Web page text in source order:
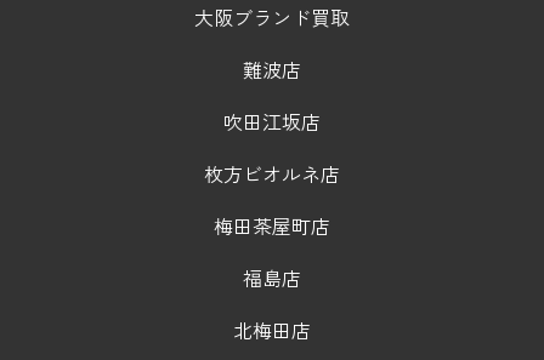
大阪ブランド買取
難波店
吹田江坂店
枚方ビオルネ店
梅田茶屋町店
福島店
北梅田店